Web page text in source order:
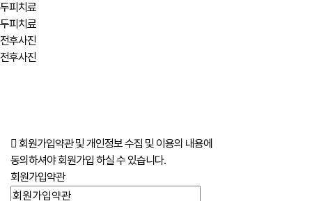
두피치료
두피치료
전후사진
전후사진
회원가입약관 및 개인정보 수집 및 이용의 내용에
동의하셔야 회원가입 하실 수 있습니다.
회원가입약관